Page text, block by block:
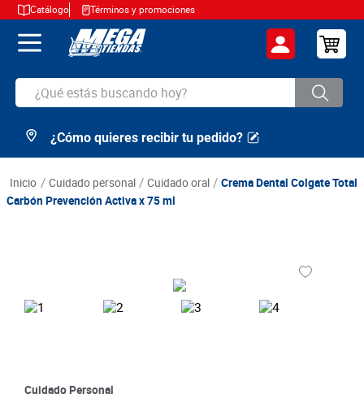
Catálogo Términos y promociones
¿Qué estás buscando hoy?
TÉRMINOS MÁS BUSCADOS
2.
arroz
azucar
9.
queso
¿Cómo quieres recibir tu pedido?
cuidado personal cuidado oral
Crema Dental Colgate Total
Carbón Prevención Activa x 75 ml
Cuidado Personal